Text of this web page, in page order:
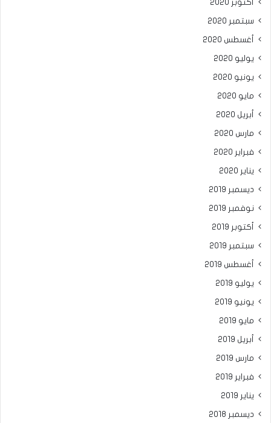
أكتوبر 2020
سبتمبر 2020
أغسطس 2020
يوليو 2020
يونيو 2020
مايو 2020
أبريل 2020
مارس 2020
فبراير 2020
يناير 2020
ديسمبر 2019
نوفمبر 2019
أكتوبر 2019
سبتمبر 2019
أغسطس 2019
يوليو 2019
يونيو 2019
مايو 2019
أبريل 2019
مارس 2019
فبراير 2019
يناير 2019
ديسمبر 2018